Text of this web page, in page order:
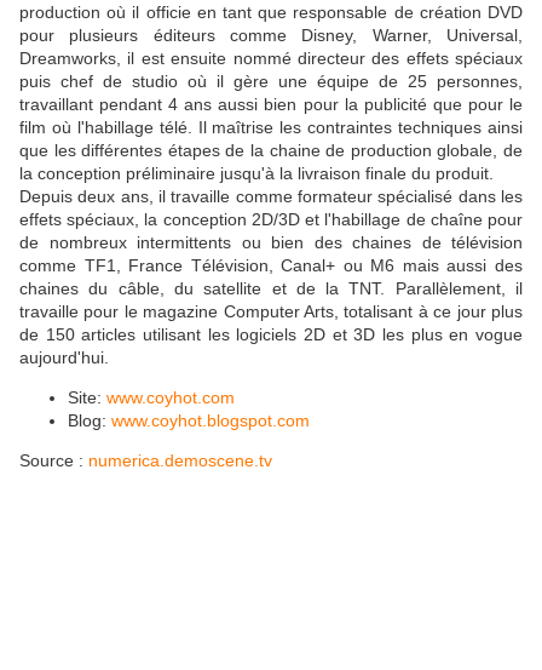
production où il officie en tant que responsable de création DVD
pour plusieurs éditeurs comme Disney, Warner, Universal,
Dreamworks, il est ensuite nommé directeur des effets spéciaux
puis chef de studio où il gère une équipe de 25 personnes,
travaillant pendant 4 ans aussi bien pour la publicité que pour le
film où l'habillage télé. Il maîtrise les contraintes techniques ainsi
que les différentes étapes de la chaine de production globale, de
la conception préliminaire jusqu'à la livraison finale du produit.
Depuis deux ans, il travaille comme formateur spécialisé dans les
effets spéciaux, la conception 2D/3D et l'habillage de chaîne pour
de nombreux intermittents ou bien des chaines de télévision
comme TF1, France Télévision, Canal+ ou M6 mais aussi des
chaines du câble, du satellite et de la TNT. Parallèlement, il
travaille pour le magazine Computer Arts, totalisant à ce jour plus
de 150 articles utilisant les logiciels 2D et 3D les plus en vogue
aujourd'hui.
Site: www.coyhot.com
Blog: www.coyhot.blogspot.com
Source : numerica.demoscene.tv